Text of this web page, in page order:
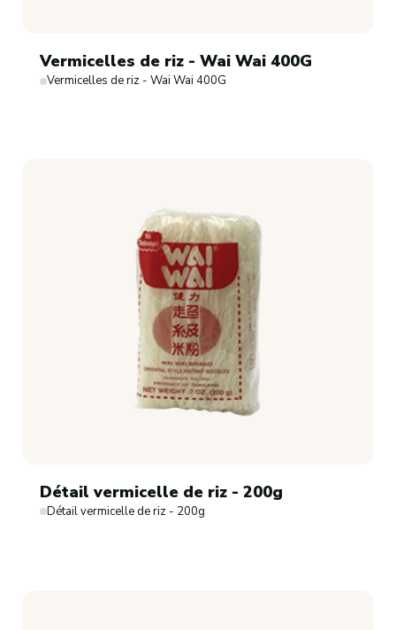
Vermicelles de riz - Wai Wai 400G
Vermicelles de riz - Wai Wai 400G
Détail vermicelle de riz - 200g
Détail vermicelle de riz - 200g